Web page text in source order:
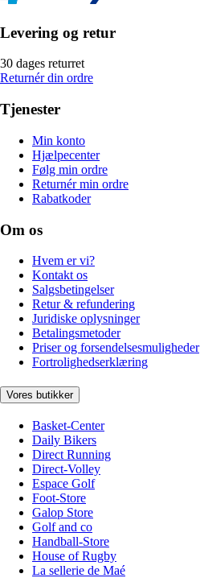
Levering og retur
30 dages returret
Returnér din ordre
Tjenester
Min konto
Hjælpecenter
Følg min ordre
Returnér min ordre
Rabatkoder
Om os
Hvem er vi?
Kontakt os
Salgsbetingelser
Retur & refundering
Juridiske oplysninger
Betalingsmetoder
Priser og forsendelsesmuligheder
Fortrolighedserklæring
Vores butikker
Basket-Center
Daily Bikers
Direct Running
Direct-Volley
Espace Golf
Foot-Store
Galop Store
Golf and co
Handball-Store
House of Rugby
La sellerie de Maé